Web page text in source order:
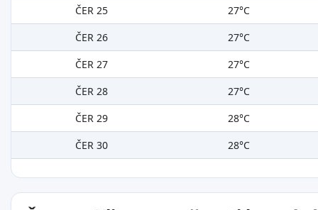
ČER 25
27°C
ČER 26
27°C
ČER 27
27°C
ČER 28
27°C
ČER 29
28°C
ČER 30
28°C